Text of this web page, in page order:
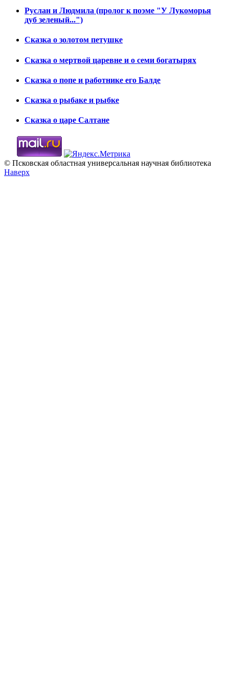
Руслан и Людмила (пролог к поэме "У Лукоморья
дуб зеленый...")
Сказка о золотом петушке
Сказка о мертвой царевне и о семи богатырях
Сказка о попе и работнике его Балде
Сказка о рыбаке и рыбке
Сказка о царе Салтане
© Псковская областная универсальная научная библиотека
Наверх